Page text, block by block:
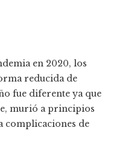
en 2020, los
reducida de
fue diferente ya que
murió a principios
complicaciones de